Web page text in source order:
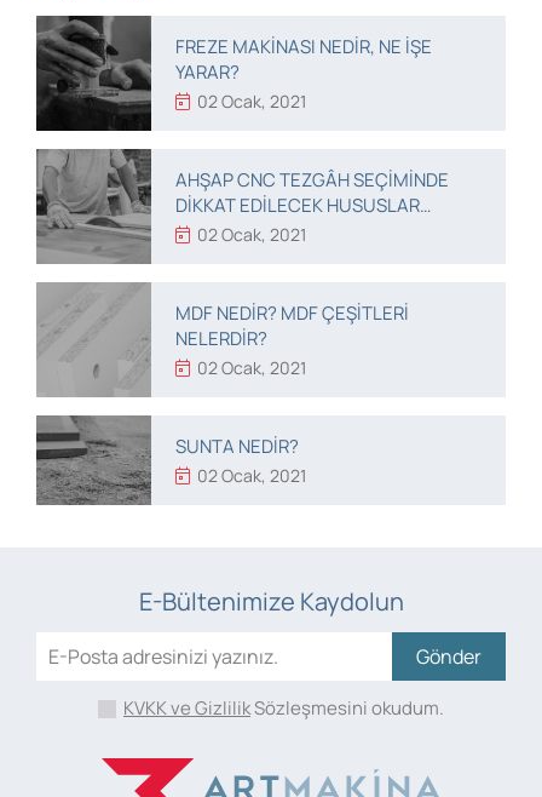
FREZE MAKINASI NEDIR, NE IŞE
YARAR?
02 Ocak, 2021
AHŞAP CNC TEZGÂH SEÇIMINDE
DIKKAT EDILECEK HUSUSLAR
NELERDIR?
02 Ocak, 2021
MDF NEDIR? MDF ÇEŞITLERI
NELERDIR?
02 Ocak, 2021
SUNTA NEDIR?
02 Ocak, 2021
E-Bültenimize Kaydolun
Gönder
KVKK ve GizlilikSözleşmesini okudum.